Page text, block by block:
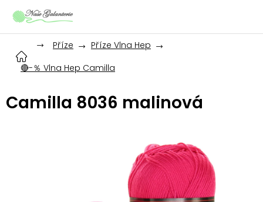
Příze
Příze Vlna Hep
🔴-％ Vlna Hep Camilla
Camilla 8036 malinová